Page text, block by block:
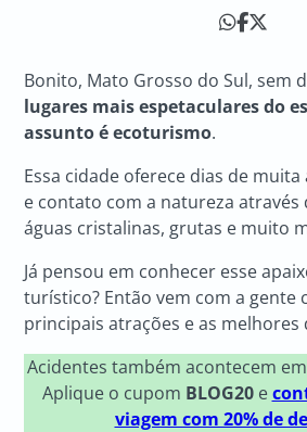
Bonito, Mato Grosso do Sul, sem
lugares mais espetaculares do
assunto é ecoturismo.
Essa cidade oferece dias de
e contato com a natureza através
águas cristalinas, grutas e muito
Já pensou em conhecer esse
turístico? Então vem com a gente
principais atrações e as melhores
Acidentes também acontecem
Aplique o cupom BLOG20e
viagem com 20% de